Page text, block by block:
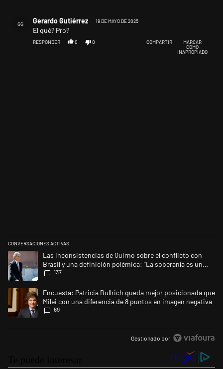
GG Gerardo Gutiérrez 19 DE MAYO DE 2025
El qué? Pro?
RESPONDER 0 0 COMPARTIR
MARCAR
COMO
INAPROPIADO
CONVERSACIONES ACTIVAS
Este listado muestra los artículos con más comentarios en los últimos
Un artículo de tendencia con el título "Las inconsistencias de Quirno
Las inconsistencias de Quirno sobre el conflicto con
Brasil y una definición polémica: "La soberanía es un
concepto antiguo"
137
Un artículo de tendencia con el título "Encuesta: Patricia Bullrich
Encuesta: Patricia Bullrich queda mejor posicionada que
Milei con una diferencia de 8 puntos en imagen negativa
69
Gestionado por